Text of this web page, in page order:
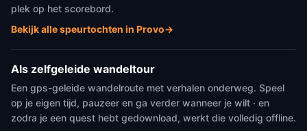
plek op het scorebord.
Bekijk alle speurtochten in Provo→
Als zelfgeleide wandeltour
Een gps-geleide wandelroute met verhalen onderweg. Speel
op je eigen tijd, pauzeer en ga verder wanneer je wilt · en
zodra je een quest hebt gedownload, werkt die volledig offline.